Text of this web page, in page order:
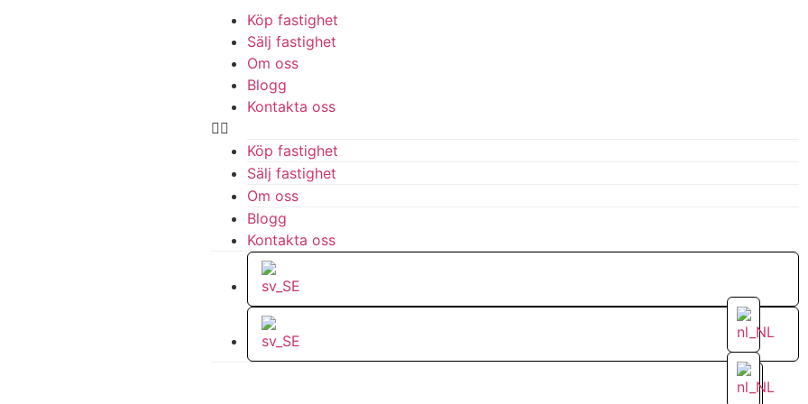
Köp fastighet
Sälj fastighet
Om oss
Blogg
Kontakta oss
Köp fastighet
Sälj fastighet
Om oss
Blogg
Kontakta oss